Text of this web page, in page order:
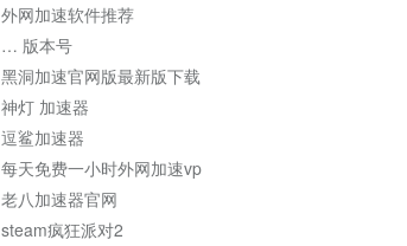
外网加速软件推荐
… 版本号
黑洞加速官网版最新版下载
神灯 加速器
逗鲨加速器
每天免费一小时外网加速vp
老八加速器官网
steam疯狂派对2